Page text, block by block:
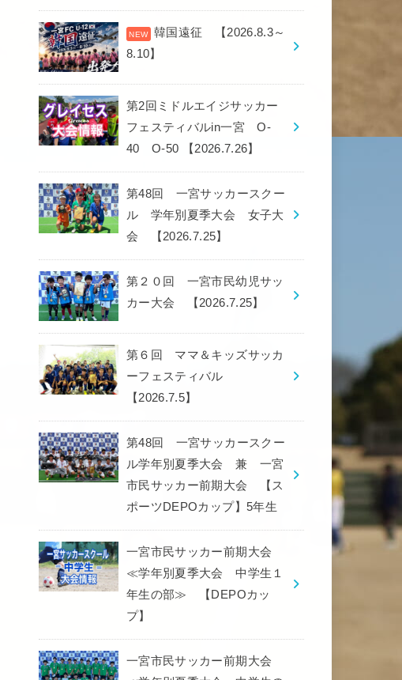
韓国遠征 【2026.8.3～
8.10】
第2回ミドルエイジサッカー
フェスティバルin一宮 O-
40 O-50 【2026.7.26】
第48回 一宮サッカースクー
ル 学年別夏季大会 女子大
会 【2026.7.25】
第２０回 一宮市民幼児サッ
カー大会 【2026.7.25】
第６回 ママ＆キッズサッカ
ーフェスティバル
【2026.7.5】
第48回 一宮サッカースクー
ル学年別夏季大会 兼 一宮
市民サッカー前期大会 【ス
ポーツDEPOカップ】5年生
一宮市民サッカー前期大会
≪学年別夏季大会 中学生１
年生の部≫ 【DEPOカッ
プ】
一宮市民サッカー前期大会